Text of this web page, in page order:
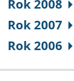
Rok 2008
Rok 2007
Rok 2006